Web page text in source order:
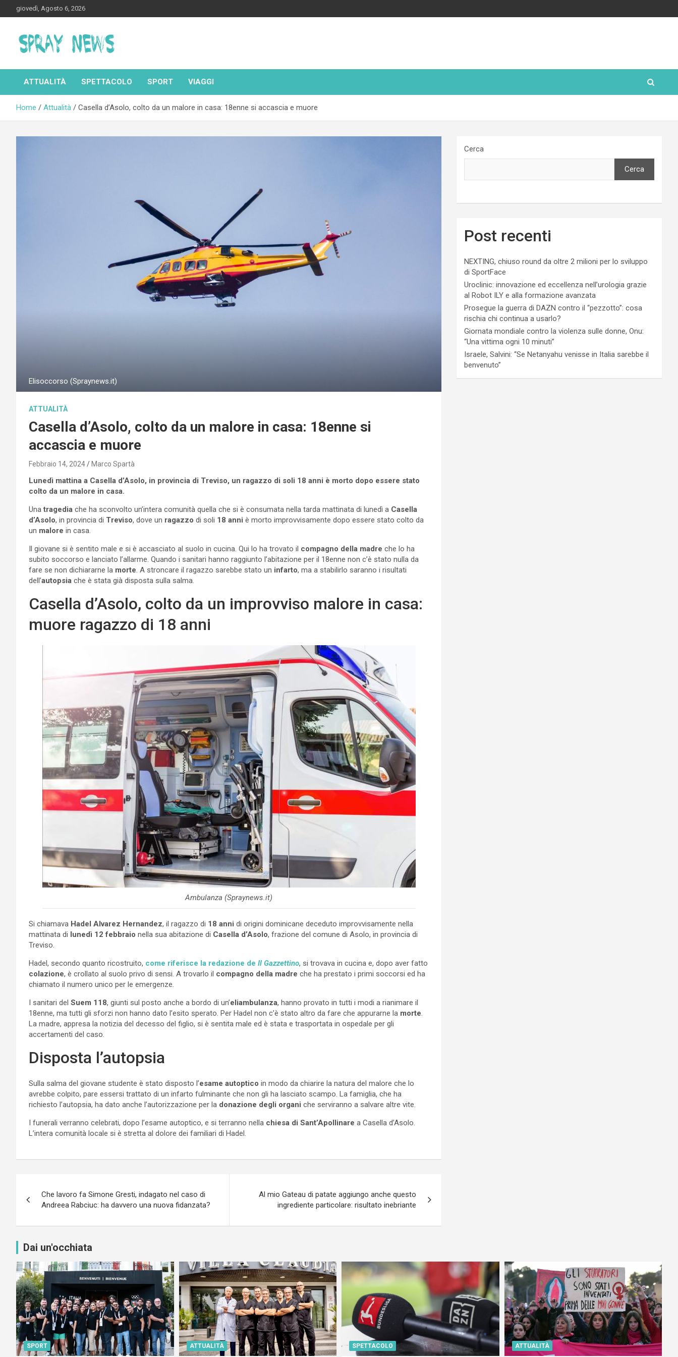
to
giovedì, Agosto 6, 2026
Spraynews.it
ATTUALITÀ SPETTACOLO SPORT VIAGGI
Home Attualità Casella d’Asolo, colto da un malore in casa: 18enne si accascia e muore
Elisoccorso (Spraynews.it)
ATTUALITÀ
Casella d’Asolo, colto da un malore in casa: 18enne si
accascia e muore
Febbraio 14, 2024 Marco Spartà
Lunedì mattina a Casella d’Asolo, in provincia di Treviso, un ragazzo di soli 18 anni è morto dopo essere stato
colto da un malore in casa.
Unatragedia che ha sconvolto un’intera comunità quella che si è consumata nella tarda mattinata di lunedì a Casella
d’Asolo, in provincia di Treviso, dove un ragazzo di soli 18 anni è morto improvvisamente dopo essere stato colto da
un malore in casa.
Il giovane si è sentito male e si è accasciato al suolo in cucina. Qui lo ha trovato il compagno della madre che lo ha
subito soccorso e lanciato l’allarme. Quando i sanitari hanno raggiunto l’abitazione per il 18enne non c’è stato nulla da
fare se non dichiararne la morte . A stroncare il ragazzo sarebbe stato un infarto, ma a stabilirlo saranno i risultati
dell’autopsia che è stata già disposta sulla salma.
Casella d’Asolo, colto da un improvviso malore in casa:
muore ragazzo di 18 anni
Ambulanza (Spraynews.it)
Si chiamava Hadel Alvarez Hernandez, il ragazzo di 18 anni di origini dominicane deceduto improvvisamente nella
mattinata di lunedì 12 febbraio nella sua abitazione di Casella d’Asolo, frazione del comune di Asolo, in provincia di
Treviso.
Hadel, secondo quanto ricostruito, come riferisce la redazione de Il Gazzettino, si trovava in cucina e, dopo aver fatto
colazione, è crollato al suolo privo di sensi. A trovarlo il compagno della madre che ha prestato i primi soccorsi ed ha
chiamato il numero unico per le emergenze.
I sanitari del Suem 118, giunti sul posto anche a bordo di un’eliambulanza, hanno provato in tutti i modi a rianimare il
18enne, ma tutti gli sforzi non hanno dato l’esito sperato. Per Hadel non c’è stato altro da fare che appurarne la morte
La madre, appresa la notizia del decesso del figlio, si è sentita male ed è stata e trasportata in ospedale per gli
accertamenti del caso.
Disposta l’autopsia
Sulla salma del giovane studente è stato disposto l’esame autoptico in modo da chiarire la natura del malore che lo
avrebbe colpito, pare essersi trattato di un infarto fulminante che non gli ha lasciato scampo. La famiglia, che ha
richiesto l’autopsia, ha dato anche l’autorizzazione per la donazione degli organi che serviranno a salvare altre vite.
I funerali verranno celebrati, dopo l’esame autoptico, e si terranno nella chiesa di Sant’Apollinare a Casella d’Asolo.
L’intera comunità locale si è stretta al dolore dei familiari di Hadel.
articoli
Che lavoro fa Simone Gresti, indagato nel caso di
Andreea Rabciuc: ha davvero una nuova fidanzata?
Al mio Gateau di patate aggiungo anche questo
ingrediente particolare: risultato inebriante
Cerca
Cerca
Post recenti
NEXTING, chiuso round da oltre 2 milioni per lo sviluppo
di SportFace
Uroclinic: innovazione ed eccellenza nell’urologia grazie
al Robot ILY e alla formazione avanzata
Prosegue la guerra di DAZN contro il “pezzotto”: cosa
rischia chi continua a usarlo?
Giornata mondiale contro la violenza sulle donne, Onu:
“Una vittima ogni 10 minuti”
Israele, Salvini: “Se Netanyahu venisse in Italia sarebbe il
benvenuto”
Dai un'occhiata
SPORT ATTUALITÀ SPETTACOLO ATTUALITÀ